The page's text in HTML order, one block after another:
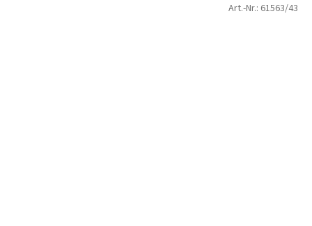
Art.-Nr.: 61563/43